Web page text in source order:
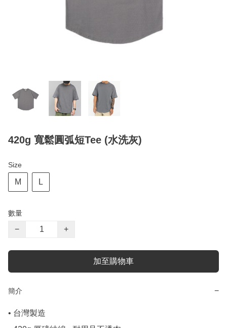
420g 寬鬆圓弧短Tee (水洗灰)
Size
M L
數量
− +
加至購物車
簡介 −
• 台灣製造